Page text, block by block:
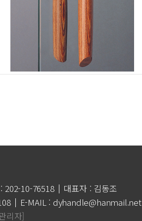
202-10-76518
대표자 : 김동조
E-MAIL : dyhandle@hanmail.net
리자]